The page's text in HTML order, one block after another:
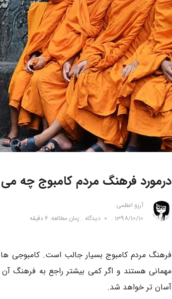
درمورد فرهنگ مردم کامبوج چه می
آرزو اعظمی
1398/10/10
0 دیدگاه زمان مطالعه: 6 دقیقه
فرهنگ مردم کامبوج بسیار جالب است. کامبوجی ها
مهمانی هستند و اگر کمی بیشتر راجع به فرهنگ آن
آسان تر خواهد شد.